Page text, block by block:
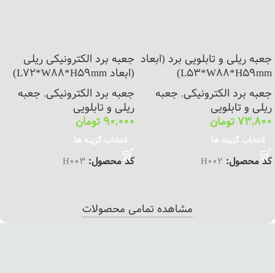
جعبه ریلی و تابلویی برد (ابعاد
L53*W88*H59mm)
جعبه برد الکترونیکی, جعبه
ریلی و تابلویی
73,800 تومان
انتخاب گزینه ها
کد محصول: H002
جعبه برد الکترونیکی ریلی
(ابعاد L72*W88*H59mm)
جعبه برد الکترونیکی, جعبه
ریلی و تابلویی
90,000 تومان
انتخاب گزینه ها
کد محصول: H003
مشاهده تمامی محصولات